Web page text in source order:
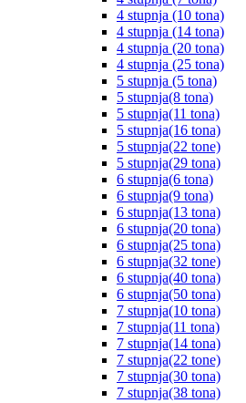
4 stupnja (10 tona)
4 stupnja (14 tona)
4 stupnja (20 tona)
4 stupnja (25 tona)
5 stupnja (5 tona)
5 stupnja(8 tona)
5 stupnja(11 tona)
5 stupnja(16 tona)
5 stupnja(22 tone)
5 stupnja(29 tona)
6 stupnja(6 tona)
6 stupnja(9 tona)
6 stupnja(13 tona)
6 stupnja(20 tona)
6 stupnja(25 tona)
6 stupnja(32 tone)
6 stupnja(40 tona)
6 stupnja(50 tona)
7 stupnja(10 tona)
7 stupnja(11 tona)
7 stupnja(14 tona)
7 stupnja(22 tone)
7 stupnja(30 tona)
7 stupnja(38 tona)